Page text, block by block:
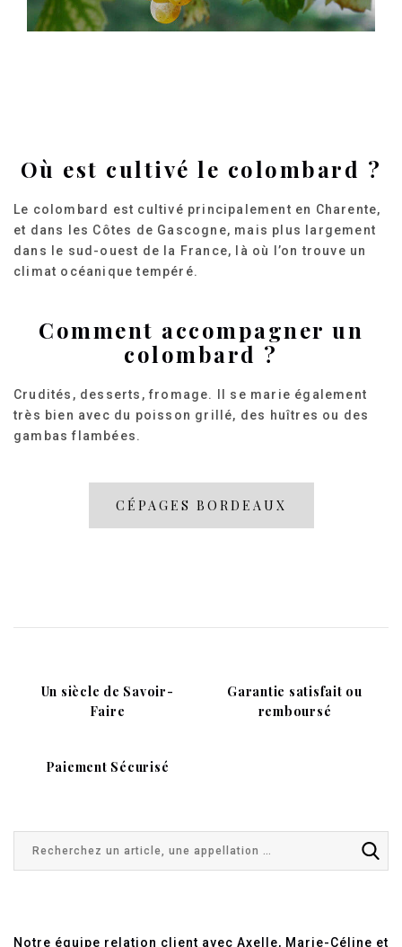
Où est cultivé le colombard ?
Le colombard est cultivé principalement en Charente,
et dans les Côtes de Gascogne, mais plus largement
dans le sud-ouest de la France, là où l’on trouve un
climat océanique tempéré.
Comment accompagner un
colombard ?
Crudités, desserts, fromage. Il se marie également
très bien avec du poisson grillé, des huîtres ou des
gambas flambées.
CÉPAGES BORDEAUX
Un siècle de Savoir-
Faire
Garantie satisfait ou
remboursé
Paiement Sécurisé
Notre équipe relation client avec Axelle, Marie-Céline et